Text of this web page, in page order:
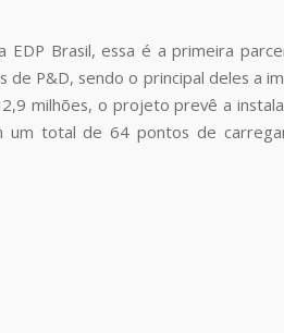
Brasil, essa é a primeira
P&D, sendo o principal deles a
milhões, o projeto prevê a
um total de 64 pontos de